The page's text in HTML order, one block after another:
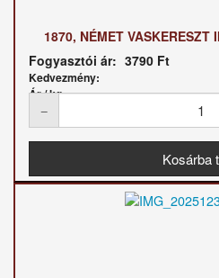
1870, NÉMET VASKERESZT
Fogyasztói ár: 3790 Ft
Kedvezmény:
Ár / kg: